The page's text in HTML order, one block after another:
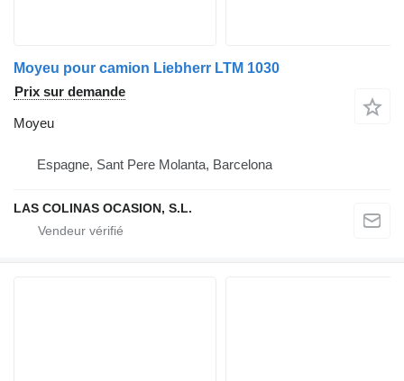
Moyeu pour camion Liebherr LTM 1030
Prix sur demande
Moyeu
Espagne, Sant Pere Molanta, Barcelona
LAS COLINAS OCASION, S.L.